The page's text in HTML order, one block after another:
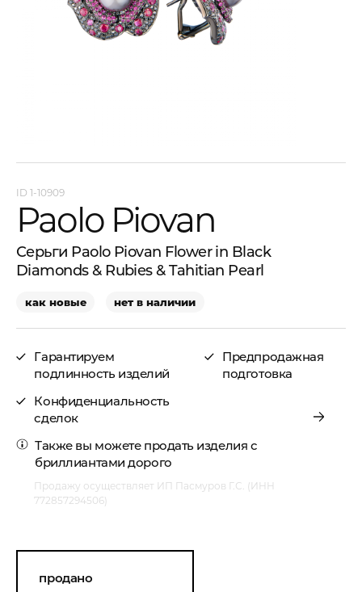
1-10909
Paolo Piovan
Серьги Paolo Piovan Flower in Black
Diamonds & Rubies & Tahitian Pearl
как новые нет в наличии
Гарантируем
подлинность изделий
Конфиденциальность
сделок
Предпродажная
подготовка
Также вы можете продать изделия с
бриллиантами дорого
Продажу осуществляет ИП Пасмуров Г.С. (ИНН
772857294506)
продано